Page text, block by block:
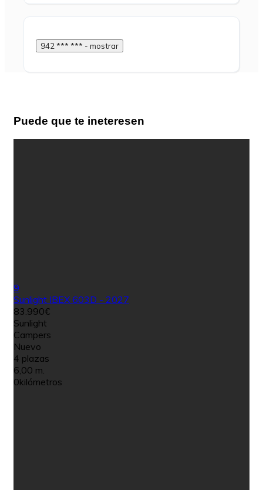
942 *** *** - mostrar
Puede que te ineteresen
9
Sunlight IBEX 603D - 2027
83.990€
Sunlight
Campers
Nuevo
4 plazas
6,00 m.
0kilómetros